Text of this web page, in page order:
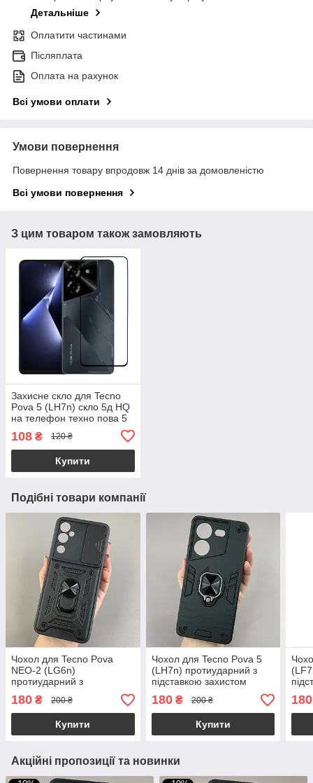
Детальніше
Оплатити частинами
Післяплата
Оплата на рахунок
Всі умови оплати
Умови повернення
Повернення товару впродовж 14 днів за домовленістю
Всі умови повернення
З цим товаром також замовляють
Захисне скло для Tecno
Pova 5 (LH7n) скло 5д HQ
на телефон техно пова 5
108 ₴ 120 ₴
Купити
Подібні товари компанії
Чохол для Tecno Pova
NEO-2 (LG6n)
протиударний з
підставкою зі шторкою на
техно пова нео 2 чорний
crt
180 ₴ 200 ₴
Купити
Чохол для Tecno Pova 5
(LH7n) протиударний з
підставкою захистом
камери на телефон техно
пова 5 чорний q4l
180₴ 200 ₴
Купити
180
Акційні пропозиції та новинки